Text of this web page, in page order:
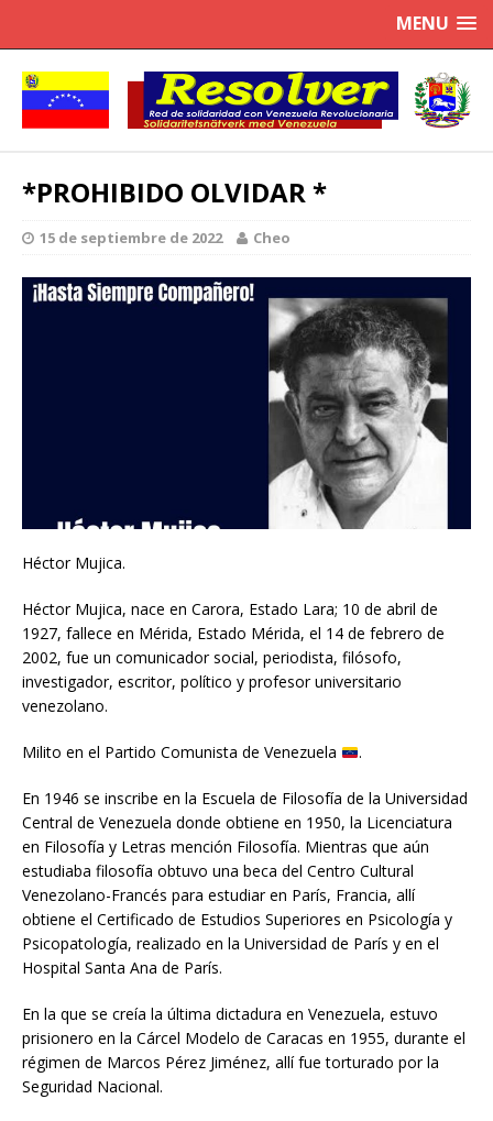
MENU
*PROHIBIDO OLVIDAR *
15 de septiembre de 2022 Cheo
Héctor Mujica.
Héctor Mujica, nace en Carora, Estado Lara; 10 de abril de
1927, fallece en Mérida, Estado Mérida, el 14 de febrero de
2002, fue un comunicador social, periodista, filósofo,
investigador, escritor, político y profesor universitario
venezolano.
Milito en el Partido Comunista de Venezuela .
En 1946 se inscribe en la Escuela de Filosofía de la Universidad
Central de Venezuela donde obtiene en 1950, la Licenciatura
en Filosofía y Letras mención Filosofía. Mientras que aún
estudiaba filosofía obtuvo una beca del Centro Cultural
Venezolano-Francés para estudiar en París, Francia, allí
obtiene el Certificado de Estudios Superiores en Psicología y
Psicopatología, realizado en la Universidad de París y en el
Hospital Santa Ana de París.
En la que se creía la última dictadura en Venezuela, estuvo
prisionero en la Cárcel Modelo de Caracas en 1955, durante el
régimen de Marcos Pérez Jiménez, allí fue torturado por la
Seguridad Nacional.